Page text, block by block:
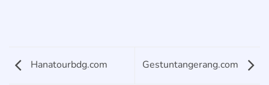
Hanatourbdg.com Gestuntangerang.com